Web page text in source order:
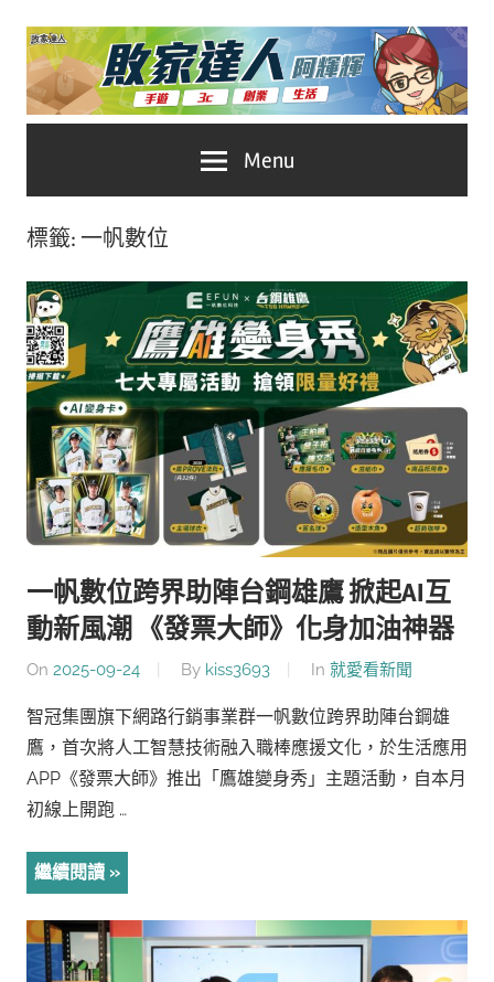
Skip
content
家
人
推
薦
No.1
遊
戲
科
技
自
媒
體。
Menu
標籤: 一帆數位
一帆數位跨界助陣台鋼雄鷹 掀起AI互
動新風潮 《發票大師》化身加油神器
On 2025-09-24 By kiss3693 In 就愛看新聞
智冠集團旗下網路行銷事業群一帆數位跨界助陣台鋼雄
鷹，首次將人工智慧技術融入職棒應援文化，於生活應用
APP《發票大師》推出「鷹雄變身秀」主題活動，自本月
初線上開跑 …
繼續閱讀